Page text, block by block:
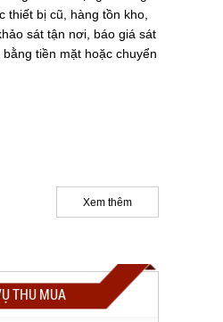
thiết bị cũ, hàng tồn kho,
sát tận nơi, báo giá sát
tiền mặt hoặc chuyển
Xem thêm
THU MUA